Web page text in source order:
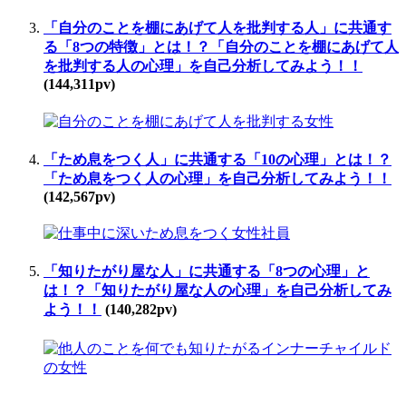
「自分のことを棚にあげて人を批判する人」に共通す
る「8つの特徴」とは！？「自分のことを棚にあげて人
を批判する人の心理」を自己分析してみよう！！
(144,311pv)
「ため息をつく人」に共通する「10の心理」とは！？
「ため息をつく人の心理」を自己分析してみよう！！
(142,567pv)
「知りたがり屋な人」に共通する「8つの心理」と
は！？「知りたがり屋な人の心理」を自己分析してみ
よう！！ (140,282pv)